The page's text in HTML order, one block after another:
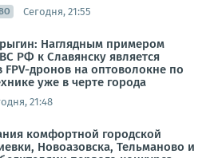
Сегодня, 21:55
Наглядным примером
РФ к Славянску является
FPV-дронов на оптоволокне по
уже в черте города
21:48
комфортной городской
Новоазовска, Тельманово и